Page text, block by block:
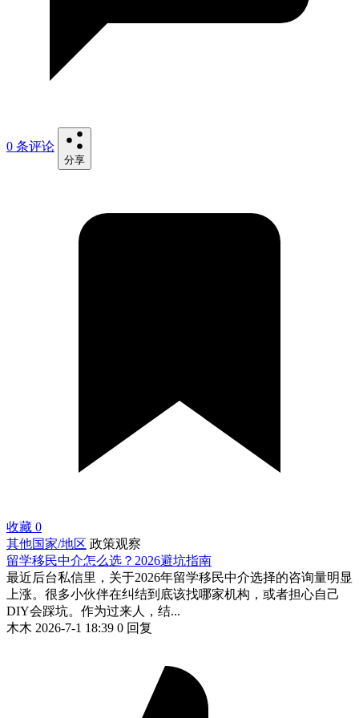
0 条评论
分享
收藏 0
其他国家/地区 政策观察
留学移民中介怎么选？2026避坑指南
最近后台私信里，关于2026年留学移民中介选择的咨询量明显
上涨。很多小伙伴在纠结到底该找哪家机构，或者担心自己
DIY会踩坑。作为过来人，结...
木木 2026-7-1 18:39 0 回复